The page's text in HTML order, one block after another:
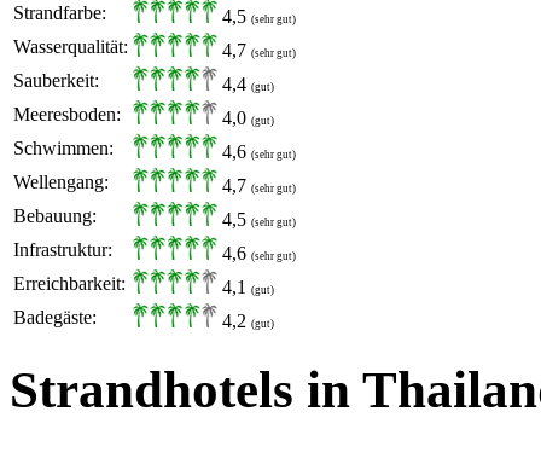
Strandfarbe: 4,5 (sehr gut)
Wasserqualität: 4,7 (sehr gut)
Sauberkeit: 4,4 (gut)
Meeresboden: 4,0 (gut)
Schwimmen: 4,6 (sehr gut)
Wellengang: 4,7 (sehr gut)
Bebauung: 4,5 (sehr gut)
Infrastruktur: 4,6 (sehr gut)
Erreichbarkeit: 4,1 (gut)
Badegäste: 4,2 (gut)
Strandhotels in